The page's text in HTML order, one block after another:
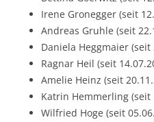
Irene Gronegger (seit
Andreas Gruhle (seit
Daniela Heggmaier (seit
Ragnar Heil (seit
Amelie Heinz (seit
Katrin Hemmerling (seit
Wilfried Hoge (seit